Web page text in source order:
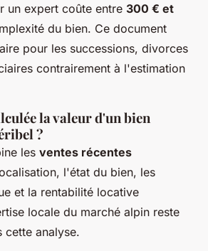
un expert coûte entre 300 € et
du bien. Ce document
pour les successions, divorces
contrairement à l'estimation
la valeur d'un bien
?
les ventes récentes
l'état du bien, les
et la rentabilité locative
locale du marché alpin reste
cette analyse.